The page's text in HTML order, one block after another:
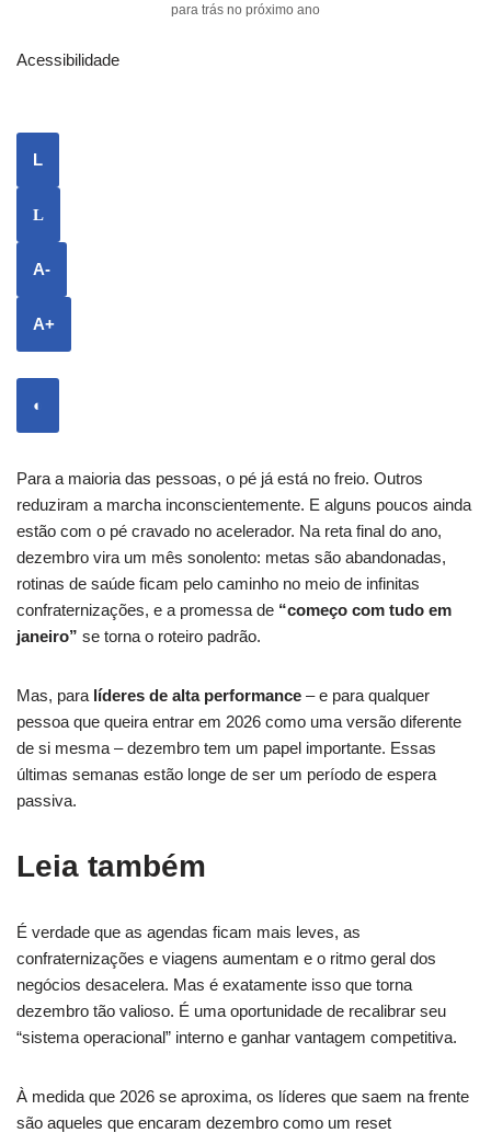
para trás no próximo ano
Acessibilidade
L
L
A-
A+
◐
Para a maioria das pessoas, o pé já está no freio. Outros
reduziram a marcha inconscientemente. E alguns poucos ainda
estão com o pé cravado no acelerador. Na reta final do ano,
dezembro vira um mês sonolento: metas são abandonadas,
rotinas de saúde ficam pelo caminho no meio de infinitas
confraternizações, e a promessa de “começo com tudo em
janeiro” se torna o roteiro padrão.
Mas, para líderes de alta performance – e para qualquer
pessoa que queira entrar em 2026 como uma versão diferente
de si mesma – dezembro tem um papel importante. Essas
últimas semanas estão longe de ser um período de espera
passiva.
Leia também
É verdade que as agendas ficam mais leves, as
confraternizações e viagens aumentam e o ritmo geral dos
negócios desacelera. Mas é exatamente isso que torna
dezembro tão valioso. É uma oportunidade de recalibrar seu
“sistema operacional” interno e ganhar vantagem competitiva.
À medida que 2026 se aproxima, os líderes que saem na frente
são aqueles que encaram dezembro como um reset